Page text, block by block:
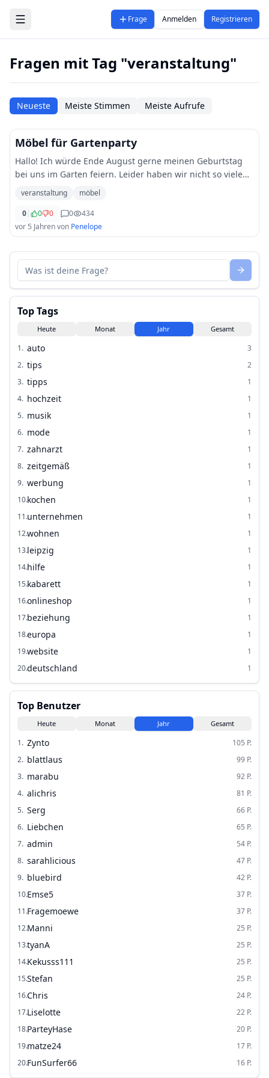
Zum Hauptinhalt springen
Frage Anmelden Registrieren
Fragen mit Tag "veranstaltung"
Neueste Meiste Stimmen Meiste Aufrufe
Möbel für Gartenparty
Hallo! Ich würde Ende August gerne meinen Geburtstag
bei uns im Garten feiern. Leider haben wir nicht so viele
Tische, deshalb bin ich gerade auf der Suche, wo man
Tische und Stühle mieten könnte. Hab
veranstaltung
möbel
0| 0 0 0
434
vor 5 Jahrenvon Penelope
Top Tags
Heute Monat Jahr Gesamt
1. auto
3
2. tips
2
3. tipps
1
4. hochzeit
1
5. musik
1
6. mode
1
7. zahnarzt
1
8. zeitgemäß
1
9. werbung
1
10.kochen
1
11.unternehmen
1
12.wohnen
1
13.leipzig
1
14.hilfe
1
15.kabarett
1
16.onlineshop
1
17.beziehung
1
18.europa
1
19.website
1
20.deutschland 1
Top Benutzer
Heute Monat Jahr Gesamt
1. Zynto 105 P.
2. blattlaus 99 P.
3. marabu 92 P.
4. alichris 81 P.
5. Serg 66 P.
6. Liebchen 65 P.
7. admin 54 P.
8. sarahlicious 47 P.
9. bluebird 42 P.
10.Emse5 37 P.
11.Fragemoewe 37 P.
12.Manni 25 P.
13.tyanA 25 P.
14.Kekusss111 25 P.
15.Stefan 25 P.
16.Chris 24 P.
17.Liselotte 22 P.
18.ParteyHase 20 P.
19.matze24 17 P.
20.FunSurfer66 16 P.